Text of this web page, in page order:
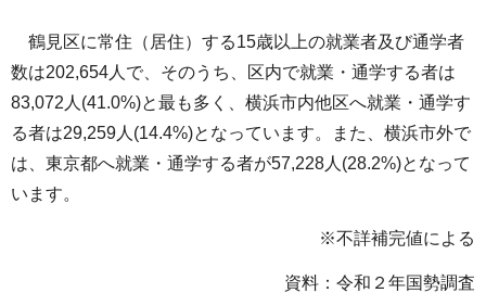
鶴見区に常住（居住）する15歳以上の就業者及び通学者
数は202,654人で、そのうち、区内で就業・通学する者は
83,072人(41.0%)と最も多く、横浜市内他区へ就業・通学す
る者は29,259人(14.4%)となっています。また、横浜市外で
は、東京都へ就業・通学する者が57,228人(28.2%)となって
います。
※不詳補完値による
資料：令和２年国勢調査